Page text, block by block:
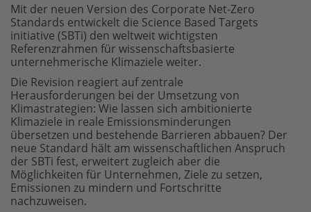
Mit der neuen Version des Corporate Net-Zero
Standards entwickelt die Science Based Targets
initiative (SBTi) den weltweit wichtigsten
Referenzrahmen für wissenschaftsbasierte
unternehmerische Klimaziele weiter.
Die Revision reagiert auf zentrale
Herausforderungen bei der Umsetzung von
Klimastrategien: Wie lassen sich ambitionierte
Klimaziele in reale Emissionsminderungen
übersetzen und bestehende Barrieren abbauen? Der
neue Standard hält am wissenschaftlichen Anspruch
der SBTi fest, erweitert zugleich aber die
Möglichkeiten für Unternehmen, Ziele zu setzen,
Emissionen zu mindern und Fortschritte
nachzuweisen.